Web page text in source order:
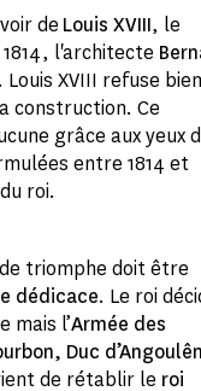
de Louis XVIII, le
1814, l'architecte
XVIII refuse bien
construction. Ce
grâce aux yeux
entre 1814 et
roi.
de triomphe doit être
dédicace. Le roi
mais l’Armée des
Duc
de rétablir le roi